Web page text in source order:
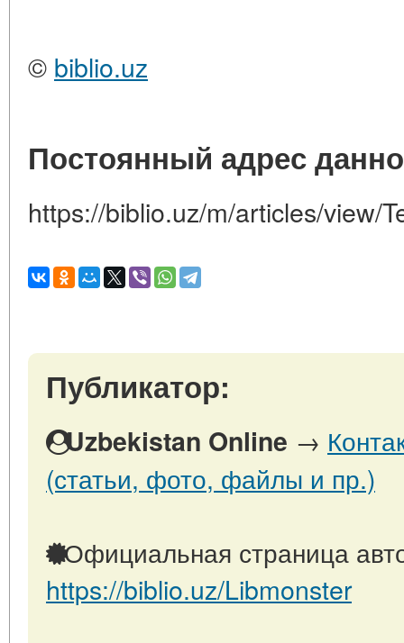
© biblio.uz
Постоянный адрес
https://biblio.uz/m/articles/view/
Публикатор:
Uzbekistan Online →
(статьи, фото, файлы и пр.)
Официальная страница
https://biblio.uz/Libmonster